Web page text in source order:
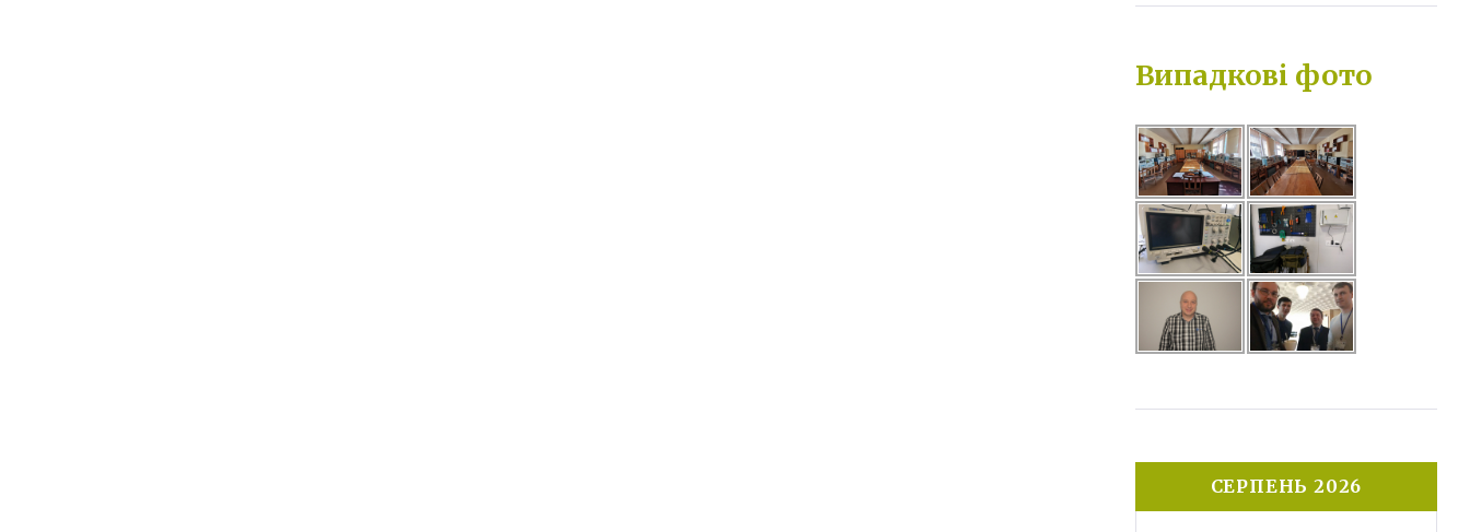
Випадкові фото
СЕРПЕНЬ 2026